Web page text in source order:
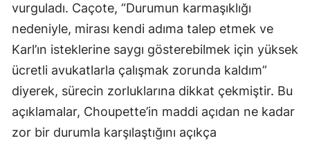
vurguladı. Caçote, “Durumun karmaşıklığı
nedeniyle, mirası kendi adıma talep etmek ve
Karl’ın isteklerine saygı gösterebilmek için yüksek
ücretli avukatlarla çalışmak zorunda kaldım”
diyerek, sürecin zorluklarına dikkat çekmiştir. Bu
açıklamalar, Choupette’in maddi açıdan ne kadar
zor bir durumla karşılaştığını açıkça